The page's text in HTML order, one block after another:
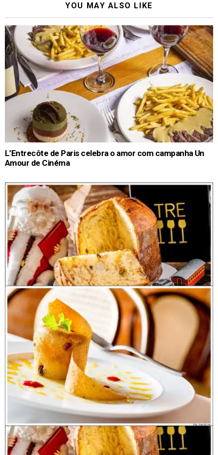
YOU MAY ALSO LIKE
L’Entrecôte de Paris celebra o amor com campanha Un
Amour de Cinéma